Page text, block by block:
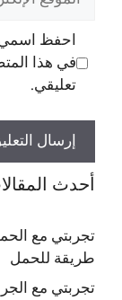
الإلكتروني
احفظ اسمي،
في هذا
تعليقي.
أحدث
تجربتي مع
طريقة للحمل
تجربتي مع